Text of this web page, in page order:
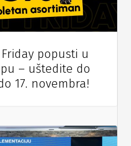
popusti u
– uštedite do
17. novembra!